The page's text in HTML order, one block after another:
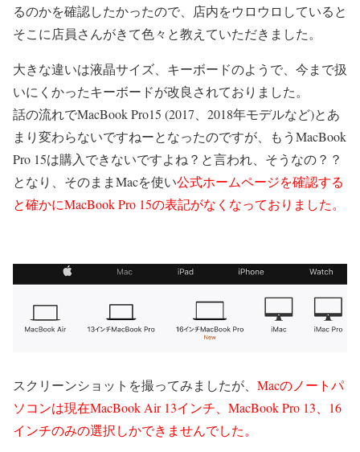
るのかを確認したかったので、店内をウロウロしていると
そこに店員さんがきて色々と教えていただきました。
大きな違いは液晶サイズ、キーボードのようで、今まで扱
いにくかったキーボードが改良されておりました。
話の流れでMacBook Pro15 (2017、2018年モデルなど)とあ
まり変わらないですねーとなったのですが、もうMacBook
Pro 15は購入できないですよね？と言われ、そうなの？？
となり、そのままMacを使い公式ホームページを確認する
と確かにMacBook Pro 15の表記がなくなっておりました。
スクリーンショットを撮ってみましたが、 Macのノートパ
ソコンは現在MacBook Air 13インチ、MacBook Pro 13、16
インチのみの選択しかできませんでした。